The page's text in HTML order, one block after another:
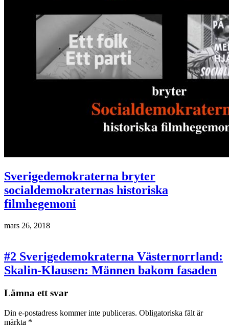
Sverigedemokraterna bryter
socialdemokraternas historiska
filmhegemoni
mars 26, 2018
#2 Sverigedemokraterna Västernorrland:
Skalin-Klausen: Männen bakom fasaden
Lämna ett svar
Din e-postadress kommer inte publiceras. Obligatoriska fält är
märkta *